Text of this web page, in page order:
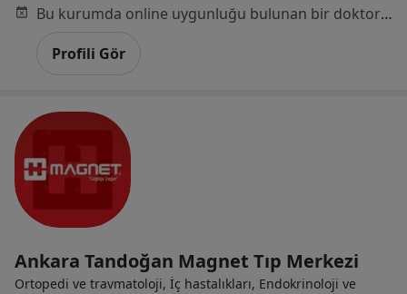
Bu kurumda online uygunluğu bulunan bir doktor veya uzman bulunamadı
Profili Gör
Ankara Tandoğan Magnet Tıp Merkezi
Ortopedi ve travmatoloji, İç hastalıkları, Endokrinoloji ve